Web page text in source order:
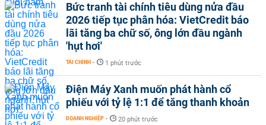
Bức tranh tài chính tiêu dùng nửa đầu
2026 tiếp tục phân hóa: VietCredit báo
lãi tăng ba chữ số, ông lớn đầu ngành
'hụt hơi'
TÀI CHÍNH - 1 phút trước
Điện Máy Xanh muốn phát hành cổ
phiếu với tỷ lệ 1:1 để tăng thanh khoản
DOANH NGHIỆP - 20 phút trước